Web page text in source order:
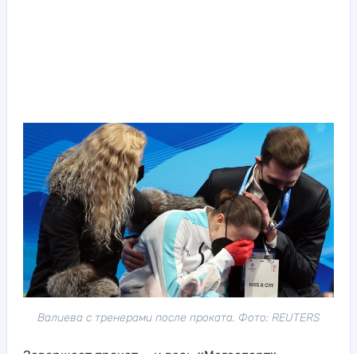
Валиева с тренерами после проката. Фото: REUTERS